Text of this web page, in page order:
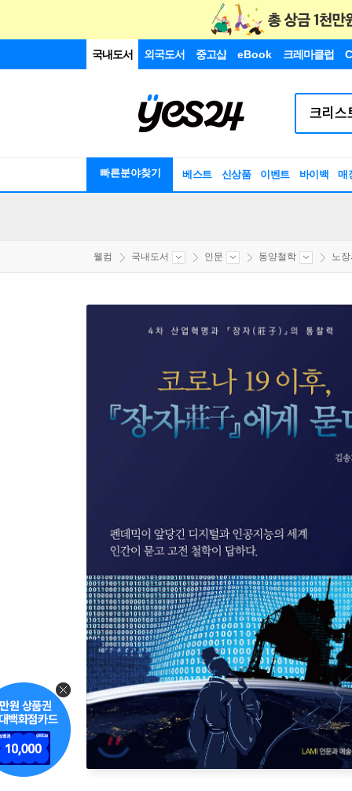
국내도서 외국도서 중고샵 eBook 크레마클럽
빠른분야찾기 베스트 신상품 이벤트 바이백 매
웰컴 국내도서 인문 동양철학 노